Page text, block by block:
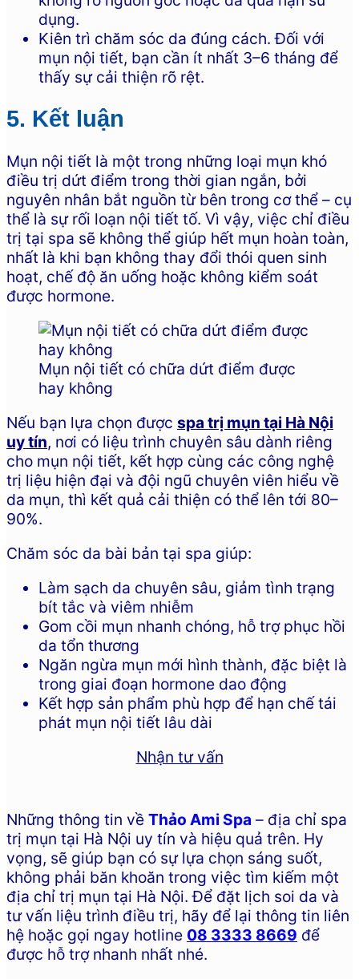
dụng.
Kiên trì chăm sóc da đúng cách. Đối với
mụn nội tiết, bạn cần ít nhất 3–6 tháng để
thấy sự cải thiện rõ rệt.
5. Kết luận
Mụn nội tiết là một trong những loại mụn khó
điều trị dứt điểm trong thời gian ngắn, bởi
nguyên nhân bắt nguồn từ bên trong cơ thể – cụ
thể là sự rối loạn nội tiết tố. Vì vậy, việc chỉ điều
trị tại spa sẽ không thể giúp hết mụn hoàn toàn,
nhất là khi bạn không thay đổi thói quen sinh
hoạt, chế độ ăn uống hoặc không kiểm soát
được hormone.
Mụn nội tiết có chữa dứt điểm được
hay không
Nếu bạn lựa chọn được spa trị mụn tại Hà Nội
uy tín, nơi có liệu trình chuyên sâu dành riêng
cho mụn nội tiết, kết hợp cùng các công nghệ
trị liệu hiện đại và đội ngũ chuyên viên hiểu về
da mụn, thì kết quả cải thiện có thể lên tới 80–
90%.
Chăm sóc da bài bản tại spa giúp:
Làm sạch da chuyên sâu, giảm tình trạng
bít tắc và viêm nhiễm
Gom cồi mụn nhanh chóng, hỗ trợ phục hồi
da tổn thương
Ngăn ngừa mụn mới hình thành, đặc biệt là
trong giai đoạn hormone dao động
Kết hợp sản phẩm phù hợp để hạn chế tái
phát mụn nội tiết lâu dài
Nhận tư vấn
Những thông tin về Thảo Ami Spa – địa chỉ spa
trị mụn tại Hà Nội uy tín và hiệu quả trên. Hy
vọng, sẽ giúp bạn có sự lựa chọn sáng suốt,
không phải băn khoăn trong việc tìm kiếm một
địa chỉ trị mụn tại Hà Nội. Để đặt lịch soi da và
tư vấn liệu trình điều trị, hãy để lại thông tin liên
hệ hoặc gọi ngay hotline 08 3333 8669 để
được hỗ trợ nhanh nhất nhé.